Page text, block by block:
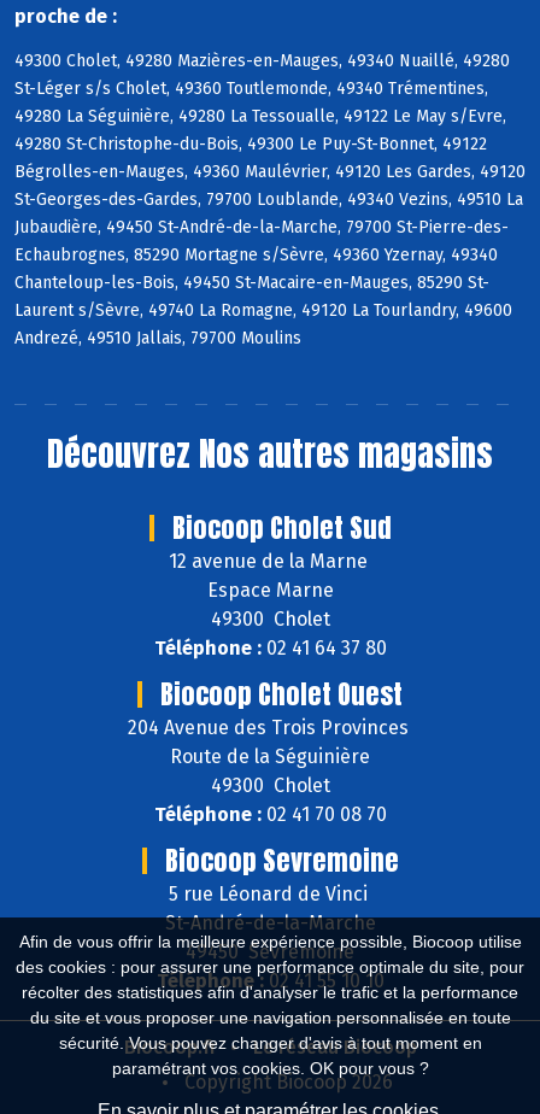
Afin de vous offrir la meilleure expérience possible, Biocoop utilise
des cookies : pour assurer une performance optimale du site, pour
récolter des statistiques afin d'analyser le trafic et la performance
du site et vous proposer une navigation personnalisée en toute
sécurité. Vous pouvez changer d'avis à tout moment en
paramétrant vos cookies. OK pour vous ?
proche de :
49300 Cholet, 49280 Mazières-en-Mauges, 49340 Nuaillé, 49280
St-Léger s/s Cholet, 49360 Toutlemonde, 49340 Trémentines,
49280 La Séguinière, 49280 La Tessoualle, 49122 Le May s/Evre,
49280 St-Christophe-du-Bois, 49300 Le Puy-St-Bonnet, 49122
Bégrolles-en-Mauges, 49360 Maulévrier, 49120 Les Gardes, 49120
St-Georges-des-Gardes, 79700 Loublande, 49340 Vezins, 49510 La
Jubaudière, 49450 St-André-de-la-Marche, 79700 St-Pierre-des-
Echaubrognes, 85290 Mortagne s/Sèvre, 49360 Yzernay, 49340
Chanteloup-les-Bois, 49450 St-Macaire-en-Mauges, 85290 St-
Laurent s/Sèvre, 49740 La Romagne, 49120 La Tourlandry, 49600
Andrezé, 49510 Jallais, 79700 Moulins
Découvrez Nos autres magasins
Biocoop Cholet Sud
12 avenue de la Marne
Espace Marne
49300 Cholet
Téléphone :02 41 64 37 80
Biocoop Cholet Ouest
204 Avenue des Trois Provinces
Route de la Séguinière
49300 Cholet
Téléphone :02 41 70 08 70
Biocoop Sevremoine
5 rue Léonard de Vinci
St-André-de-la-Marche
49450 Sèvremoine
Téléphone :02 41 55 10 10
Biocoop.fr
Le réseau Biocoop
Copyright Biocoop 2026